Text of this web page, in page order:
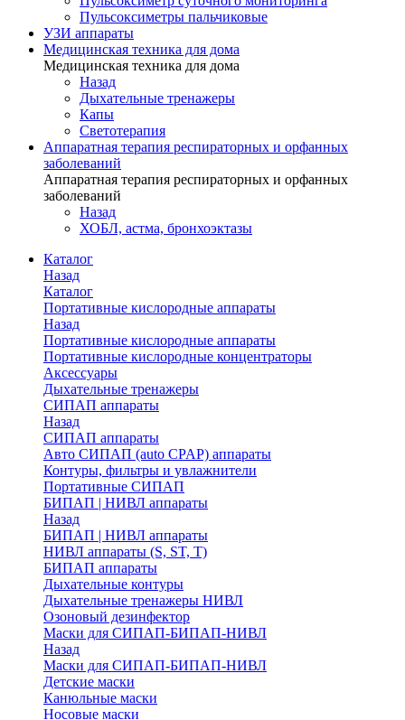
Пульсоксиметры пальчиковые
УЗИ аппараты
Медицинская техника для дома
Медицинская техника для дома
Назад
Дыхательные тренажеры
Капы
Светотерапия
Аппаратная терапия респираторных и орфанных
заболеваний
Аппаратная терапия респираторных и орфанных
заболеваний
Назад
ХОБЛ, астма, бронхоэктазы
Каталог
Назад
Каталог
Портативные кислородные аппараты
Назад
Портативные кислородные аппараты
Портативные кислородные концентраторы
Аксессуары
Дыхательные тренажеры
СИПАП аппараты
Назад
СИПАП аппараты
Aвто СИПАП (auto CPAP) аппараты
Контуры, фильтры и увлажнители
Портативные СИПАП
БИПАП | НИВЛ аппараты
Назад
БИПАП | НИВЛ аппараты
НИВЛ аппараты (S, ST, T)
БИПАП аппараты
Дыхательные контуры
Дыхательные тренажеры НИВЛ
Озоновый дезинфектор
Маски для СИПАП-БИПАП-НИВЛ
Назад
Маски для СИПАП-БИПАП-НИВЛ
Детские маски
Канюльные маски
Носовые маски